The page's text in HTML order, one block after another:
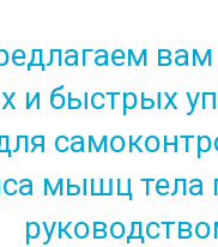
вам
и быстрых
мышц